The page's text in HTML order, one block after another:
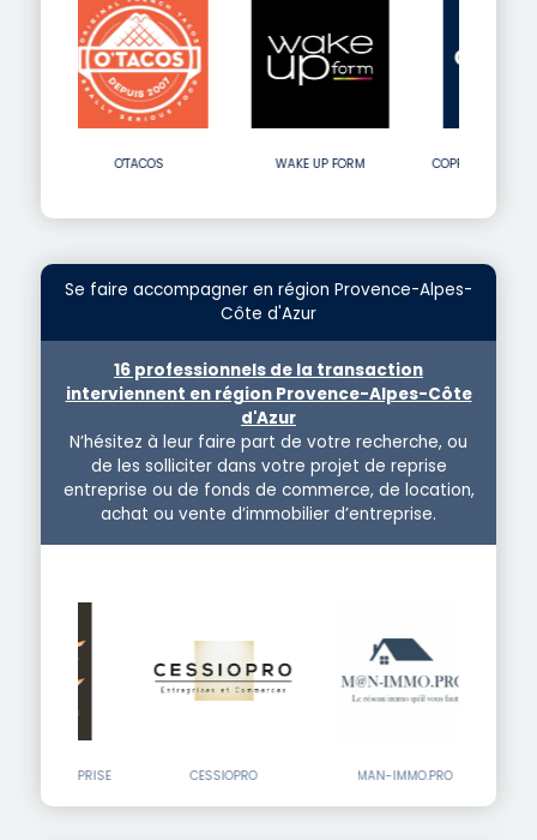
WAKE UP FORM COPPTEN DÉMONSTRATION
Se faire accompagner en région Provence-Alpes-
Côte d'Azur
16 professionnels de la transaction
interviennent en région Provence-Alpes-Côte
d'Azur
N’hésitez à leur faire part de votre recherche, ou
de les solliciter dans votre projet de reprise
entreprise ou de fonds de commerce, de location,
achat ou vente d’immobilier d’entreprise.
CESSIOPRO MAN-IMMO.PRO